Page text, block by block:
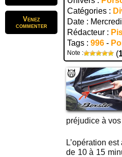
Venez
commenter
Catégories :
Date :
Rédacteur :
Tags : 996 -
Note : (
préjudice à
L’opération
de 10 à 15